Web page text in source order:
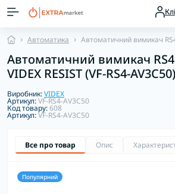
Автоматика Автоматичний вимикач
Автоматичний вимикач
VIDEX RESIST (VF-RS4-AV3C50)
Виробник:VIDEX
Артикул:VF-RS4-AV3C50
Код товару:608
Артикул:VF-RS4-AV3C50
Все про товар Опис
Популярний